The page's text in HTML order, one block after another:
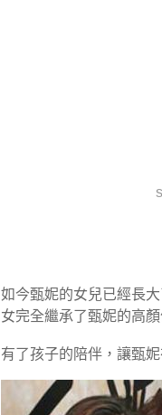
如今甄妮的女兒已經長
女完全繼承了甄妮的高
有了孩子的陪伴，讓甄